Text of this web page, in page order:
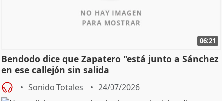
06:21
Bendodo dice que Zapatero "está junto a Sánchez
en ese callejón sin salida
Sonido Totales 24/07/2026